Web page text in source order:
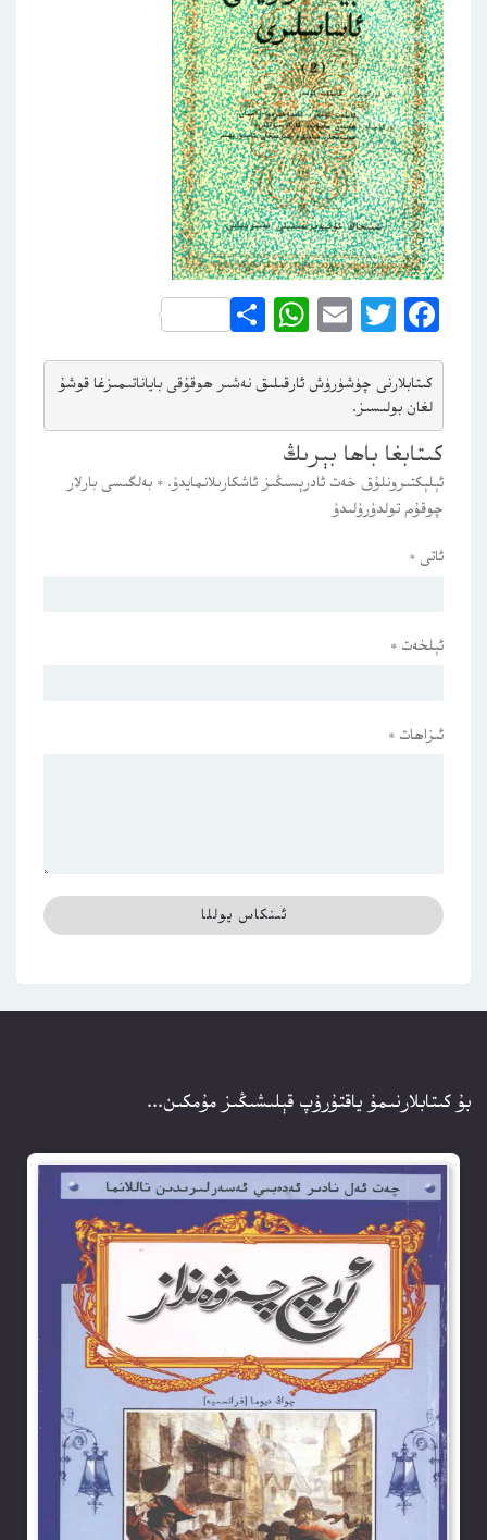
Facebook
Twitter
Email
WhatsApp
Share
كىتابلارنى چۈشۈرۈش ئارقىلىق نەشىر ھوقۇقى باياناتىمىزغا قوشۇ
لغان بولىسىز.
كىتابغا باھا بېرىڭ
ئېلېكتىرونلۇق خەت ئادرېسىڭىز ئاشكارىلانمايدۇ. * بەلگىسى بارلار
چوقۇم تولدۇرۇلىدۇ
ئاتى *
ئېلخەت *
ئىزاھات *
بۇ كىتابلارنىمۇ ياقتۇرۇپ قېلىشىڭىز مۇمكىن...